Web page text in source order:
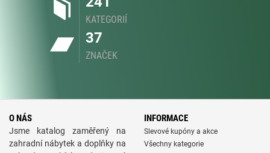
KATEGORIÍ
37
ZNAČEK
O NÁS
Jsme katalog zaměřený na
zahradní nábytek a doplňky na
INFORMACE
Slevové kupóny a akce
Všechny kategorie